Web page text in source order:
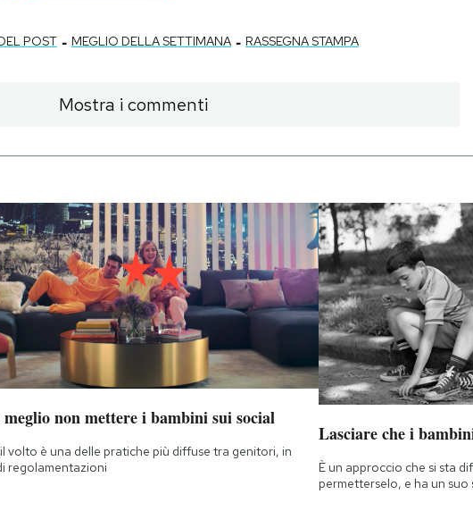
POST - MEGLIO DELLA SETTIMANA - RASSEGNA STAMPA
Mostra i commenti
meglio non mettere i bambini sui social
volto è una delle pratiche più diffuse tra genitori, in
regolamentazioni
Lasciare che i
È un approccio che si sta
permetterselo, e ha un